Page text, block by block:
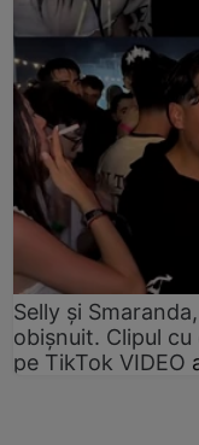
Selly și
obișnuit. Clipul
pe TikTok VIDEO